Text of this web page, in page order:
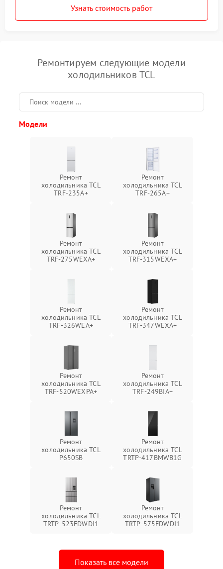
Узнать стоимость работ
Ремонтируем следующие модели
холодильников TCL
Модели
Ремонт
холодильника TCL
TRF-235A+
Ремонт
холодильника TCL
TRF-265A+
Ремонт
холодильника TCL
TRF-275WEXA+
Ремонт
холодильника TCL
TRF-315WEXA+
Ремонт
холодильника TCL
TRF-326WEA+
Ремонт
холодильника TCL
TRF-347WEXA+
Ремонт
холодильника TCL
TRF-520WEXPA+
Ремонт
холодильника TCL
TRF-249BIA+
Ремонт
холодильника TCL
P650SB
Ремонт
холодильника TCL
TRTP-417BMWB1G
Ремонт
холодильника TCL
TRTP-523FDWDI1
Ремонт
холодильника TCL
TRTP-575FDWDI1
Показать все модели